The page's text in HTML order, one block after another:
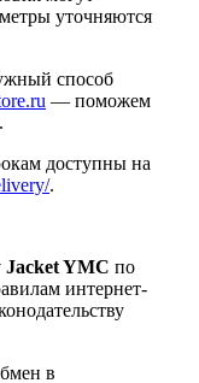
уточняются
способ
— поможем
доступны на
.
YMC по
интернет-
в